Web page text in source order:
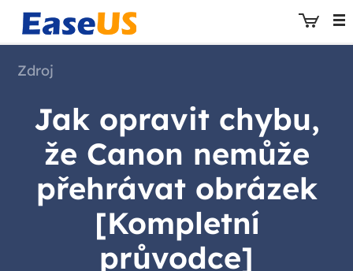
EaseUS
Zdroj
Jak opravit chybu,
že Canon nemůže
přehrávat obrázek
[Kompletní
průvodce]